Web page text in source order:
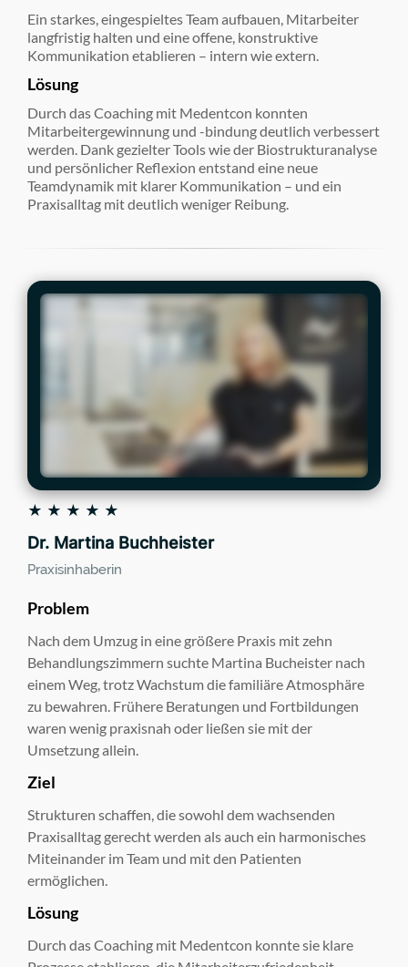
Ein starkes, eingespieltes Team aufbauen, Mitarbeiter
langfristig halten und eine offene, konstruktive
Kommunikation etablieren – intern wie extern.
Lösung
Durch das Coaching mit Medentcon konnten
Mitarbeitergewinnung und -bindung deutlich verbessert
werden. Dank gezielter Tools wie der Biostrukturanalyse
und persönlicher Reflexion entstand eine neue
Teamdynamik mit klarer Kommunikation – und ein
Praxisalltag mit deutlich weniger Reibung.
★ ★ ★ ★ ★
Dr. Martina Buchheister
Praxisinhaberin
Problem
Nach dem Umzug in eine größere Praxis mit zehn
Behandlungszimmern suchte Martina Bucheister nach
einem Weg, trotz Wachstum die familiäre Atmosphäre
zu bewahren. Frühere Beratungen und Fortbildungen
waren wenig praxisnah oder ließen sie mit der
Umsetzung allein.
Ziel
Strukturen schaffen, die sowohl dem wachsenden
Praxisalltag gerecht werden als auch ein harmonisches
Miteinander im Team und mit den Patienten
ermöglichen.
Lösung
Durch das Coaching mit Medentcon konnte sie klare